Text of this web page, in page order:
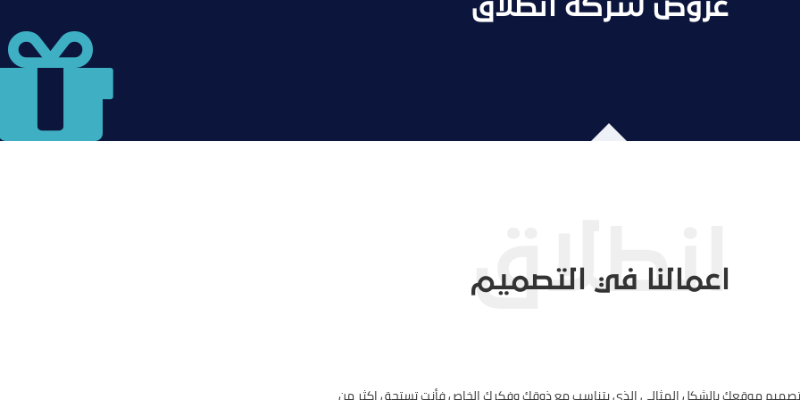
عروض شركة انطلاق
اعمالنا في التصميم